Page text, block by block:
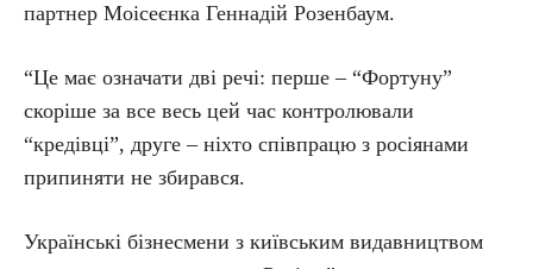
партнер Моісеєнка Геннадій Розенбаум.
“Це має означати дві речі: перше – “Фортуну”
скоріше за все весь цей час контролювали
“кредівці”, друге – ніхто співпрацю з росіянами
припиняти не збирався.
Українські бізнесмени з київським видавництвом